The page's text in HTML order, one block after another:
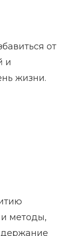
от
и
жизни.
методы,